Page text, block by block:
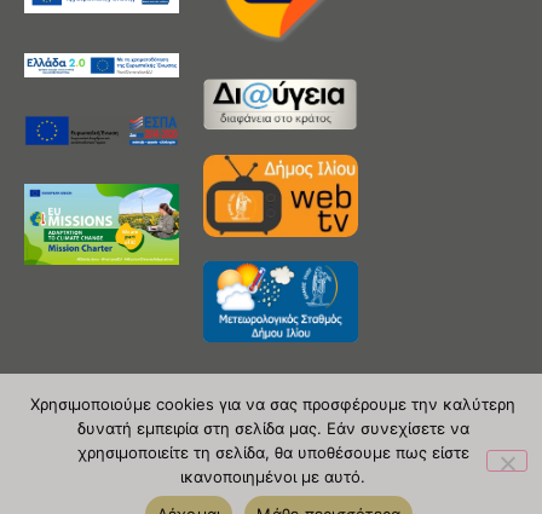
Copyright 2020 © Δήμος Ιλίου
| powered by Evolutionprojects
Χρησιμοποιούμε cookies για να σας προσφέρουμε την καλύτερη
δυνατή εμπειρία στη σελίδα μας. Εάν συνεχίσετε να
χρησιμοποιείτε τη σελίδα, θα υποθέσουμε πως είστε
ικανοποιημένοι με αυτό.